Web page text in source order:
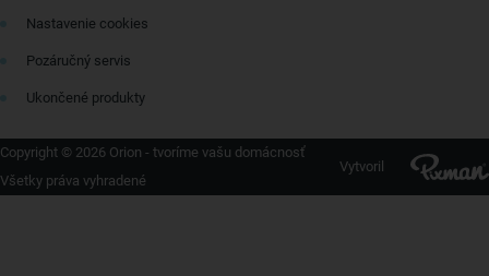
Nastavenie cookies
Pozáručný servis
Ukončené produkty
Copyright © 2026 Orion - tvoríme vašu domácnosť
Všetky práva vyhradené
Vytvoril